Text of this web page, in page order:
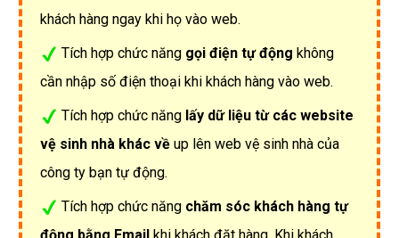
khách hàng ngay khi họ vào web.
Tích hợp chức năng gọi điện tự động không
cần nhập số điện thoại khi khách hàng vào web.
Tích hợp chức năng lấy dữ liệu từ các website
vệ sinh nhà khác về up lên web vệ sinh nhà của
công ty bạn tự động.
Tích hợp chức năng chăm sóc khách hàng tự